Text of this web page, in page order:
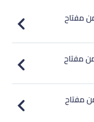
مفتاح
مفتاح
مفتاح